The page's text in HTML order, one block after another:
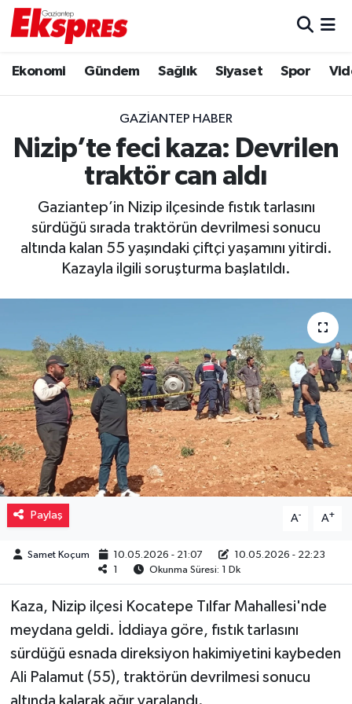
Ekonomi Gündem Sağlık Siyaset Spor
GAZIANTEP HABER
Nizip’te feci kaza: Devrilen
traktör can aldı
Gaziantep’in Nizip ilçesinde fıstık tarlasını
sürdüğü sırada traktörün devrilmesi sonucu
altında kalan 55 yaşındaki çiftçi yaşamını yitirdi.
Kazayla ilgili soruşturma başlatıldı.
Paylaş A- A+
Samet Koçum 10.05.2026 - 21:07
10.05.2026 - 22:23
1
Okunma Süresi: 1 Dk
Kaza, Nizip ilçesi Kocatepe Tılfar Mahallesi'nde
meydana geldi. İddiaya göre, fıstık tarlasını
sürdüğü esnada direksiyon hakimiyetini kaybeden
Ali Palamut (55), traktörün devrilmesi sonucu
altında kalarak ağır yaralandı.
Ekonomi
Gaziantep son dakika
Gündem
Haberler
Kültür Sanat
Magazin
Müzik
Piyasa
Resmi İlanlar
Sağlık
Teknoloji
Türkiye
Trafik Durumu
Puan Durumu ve Fikstür
Tüm Manşetler
Son Dakika Haberleri
Haber Arşivi